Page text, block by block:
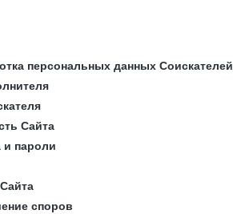
персональных данных Соискателей
Сайта
пароли
споров